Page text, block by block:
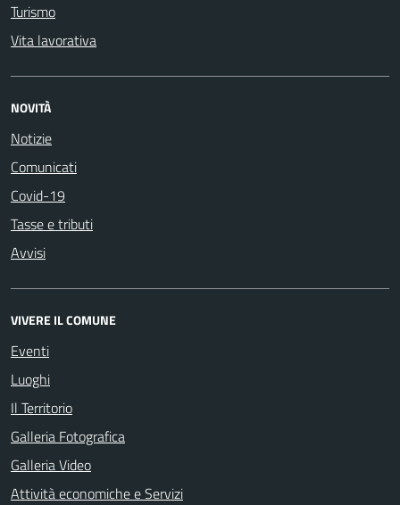
Turismo
Vita lavorativa
NOVITÀ
Notizie
Comunicati
Covid-19
Tasse e tributi
Avvisi
VIVERE IL COMUNE
Eventi
Luoghi
Il Territorio
Galleria Fotografica
Galleria Video
Attività economiche e Servizi